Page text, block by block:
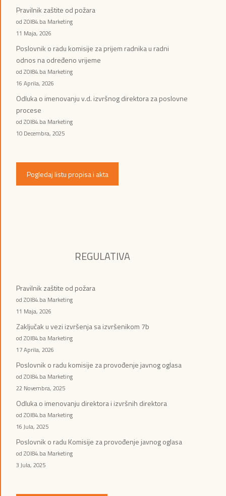
Pravilnik zaštite od požara
od ZOI84.ba Marketing
11 Maja, 2026
Poslovnik o radu komisije za prijem radnika u radni
odnos na određeno vrijeme
od ZOI84.ba Marketing
16 Aprila, 2026
Odluka o imenovanju v.d. izvršnog direktora za poslovne
procese
od ZOI84.ba Marketing
10 Decembra, 2025
Pogledaj listu propisa i akta
REGULATIVA
Pravilnik zaštite od požara
od ZOI84.ba Marketing
11 Maja, 2026
Zaključak u vezi izvršenja sa izvršenikom 7b
od ZOI84.ba Marketing
17 Aprila, 2026
Poslovnik o radu komisije za provođenje javnog oglasa
od ZOI84.ba Marketing
22 Novembra, 2025
Odluka o imenovanju direktora i izvršnih direktora
od ZOI84.ba Marketing
16 Jula, 2025
Poslovnik o radu Komisije za provođenje javnog oglasa
od ZOI84.ba Marketing
3 Jula, 2025